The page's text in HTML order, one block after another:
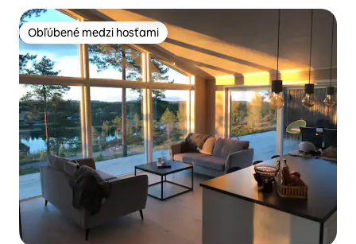
Obľúbené medzi hosťami
Obľúbené medzi hosťami